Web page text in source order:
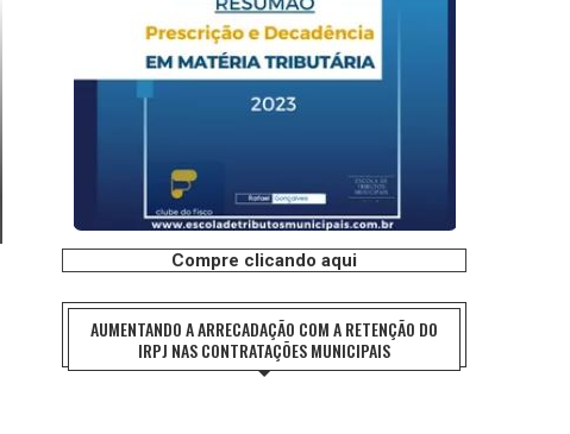
Compre clicando aqui
AUMENTANDO A ARRECADAÇÃO COM A RETENÇÃO DO
IRPJ NAS CONTRATAÇÕES MUNICIPAIS